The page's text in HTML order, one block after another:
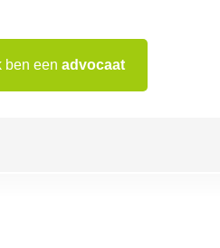
ben een advocaat